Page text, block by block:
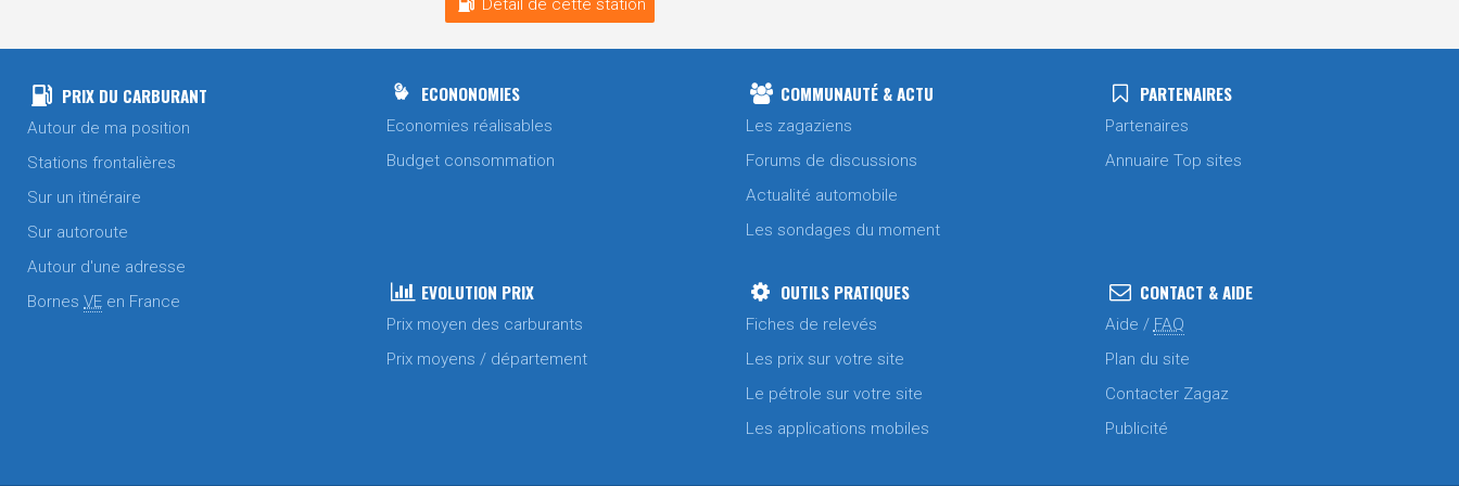
Détail de cette station
PRIX DU CARBURANT
Autour de ma position
Stations frontalières
Sur un itinéraire
Sur autoroute
Autour d'une adresse
Bornes VE en France
ECONONOMIES
Economies réalisables
Budget consommation
COMMUNAUTÉ & ACTU
Les zagaziens
Forums de discussions
Actualité automobile
Les sondages du moment
PARTENAIRES
Partenaires
Annuaire Top sites
EVOLUTION PRIX
Prix moyen des carburants
Prix moyens / département
OUTILS PRATIQUES
Fiches de relevés
Les prix sur votre site
Le pétrole sur votre site
Les applications mobiles
CONTACT & AIDE
Aide / FAQ
Plan du site
Contacter Zagaz
Publicité